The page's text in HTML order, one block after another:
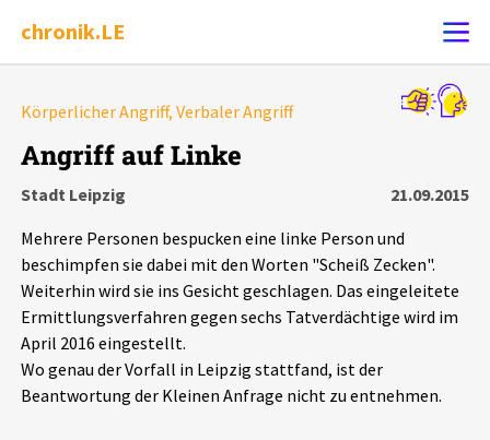
chronik.LE
Ereignis melden
Chronik
Dossiers
Leipziger Zustände
Schlaglichter
Körperlicher Angriff, Verbaler Angriff
Angriff auf Linke
Stadt Leipzig
21.09.2015
Mehrere Personen bespucken eine linke Person und
beschimpfen sie dabei mit den Worten "Scheiß Zecken".
Weiterhin wird sie ins Gesicht geschlagen. Das eingeleitete
Ermittlungsverfahren gegen sechs Tatverdächtige wird im
April 2016 eingestellt.
Wo genau der Vorfall in Leipzig stattfand, ist der
Beantwortung der Kleinen Anfrage nicht zu entnehmen.
Alle Ereignisse
Ereignisse
Ereignisse
Exportieren ? Filter Erklärungen